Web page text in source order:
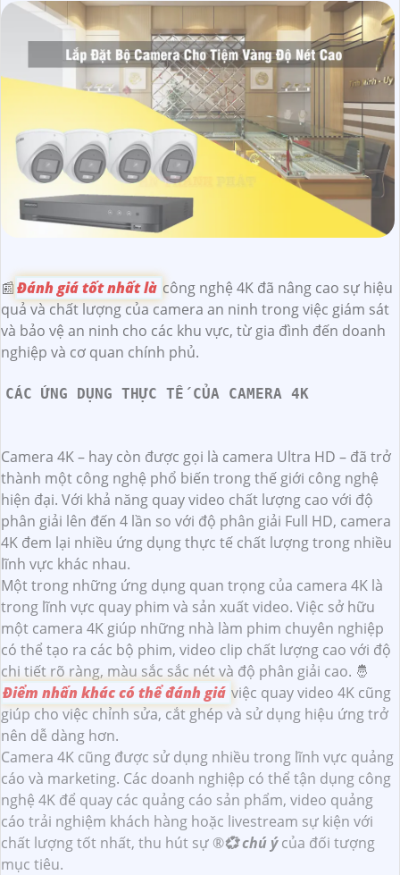
📰Đánh giá tốt nhất là công nghệ 4K đã nâng cao sự hiệu
quả và chất lượng của camera an ninh trong việc giám sát
và bảo vệ an ninh cho các khu vực, từ gia đình đến doanh
nghiệp và cơ quan chính phủ.
CÁC ỨNG DỤNG THỰC TẾ CỦA CAMERA 4K
Camera 4K – hay còn được gọi là camera Ultra HD – đã trở
thành một công nghệ phổ biến trong thế giới công nghệ
hiện đại. Với khả năng quay video chất lượng cao với độ
phân giải lên đến 4 lần so với độ phân giải Full HD, camera
4K đem lại nhiều ứng dụng thực tế chất lượng trong nhiều
lĩnh vực khác nhau.
Một trong những ứng dụng quan trọng của camera 4K là
trong lĩnh vực quay phim và sản xuất video. Việc sở hữu
một camera 4K giúp những nhà làm phim chuyên nghiệp
có thể tạo ra các bộ phim, video clip chất lượng cao với độ
chi tiết rõ ràng, màu sắc sắc nét và độ phân giải cao. 🤴
Điểm nhấn khác có thể đánh giá việc quay video 4K cũng
giúp cho việc chỉnh sửa, cắt ghép và sử dụng hiệu ứng trở
nên dễ dàng hơn.
Camera 4K cũng được sử dụng nhiều trong lĩnh vực quảng
cáo và marketing. Các doanh nghiệp có thể tận dụng công
nghệ 4K để quay các quảng cáo sản phẩm, video quảng
cáo trải nghiệm khách hàng hoặc livestream sự kiện với
chất lượng tốt nhất, thu hút sự ®️💞 chú ýcủa đối tượng
mục tiêu.